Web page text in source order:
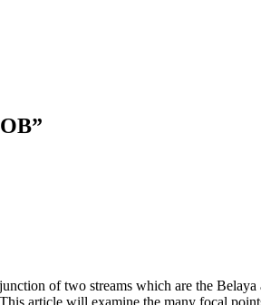
of two streams which are the
article will examine the many focal